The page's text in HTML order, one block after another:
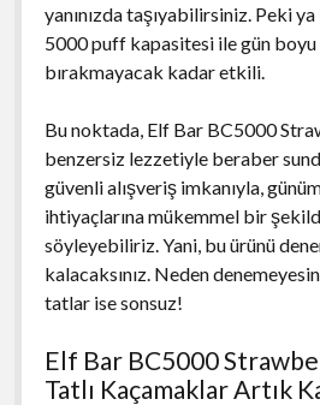
yanınızda taşıyabilirsiniz. Peki ya
5000 puff kapasitesi ile gün boyu
bırakmayacak kadar etkili.
Bu noktada, Elf Bar BC5000
benzersiz lezzetiyle beraber
güvenli alışveriş imkanıyla,
ihtiyaçlarına mükemmel bir
söyleyebiliriz. Yani, bu ürünü
kalacaksınız. Neden
tatlar ise sonsuz!
Elf Bar BC5000
Tatlı Kaçamaklar Artık